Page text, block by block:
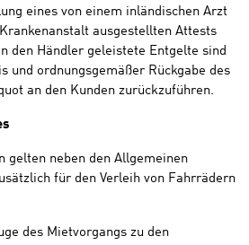
eines von einem inländischen Arzt
ausgestellten Attests
den Händler geleistete Entgelte sind
und ordnungsgemäßer Rückgabe des
an den Kunden zurückzuführen.
gelten neben den Allgemeinen
für den Verleih von Fahrrädern
des Mietvorgangs zu den